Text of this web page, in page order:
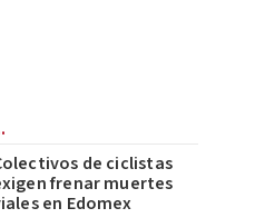
de ciclistas
frenar muertes
en Edomex